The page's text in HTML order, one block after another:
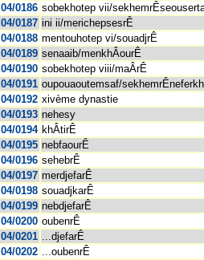
04/0186 sobekhotep vii/
04/0187 ini ii/merichepsesrÊ
04/0188 mentouhotep vi/souadjrÊ
04/0189 senaaib/menkhÂourÊ
04/0190 sobekhotep viii/maÂrÊ
04/0191 oupouaoutemsaf/
04/0192 xivème dynastie
04/0193 nehesy
04/0194 khÂtirÊ
04/0195 nebfaourÊ
04/0196 sehebrÊ
04/0197 merdjefarÊ
04/0198 souadjkarÊ
04/0199 nebdjefarÊ
04/0200 oubenrÊ
04/0201 ...djefarÊ
04/0202 ...oubenrÊ